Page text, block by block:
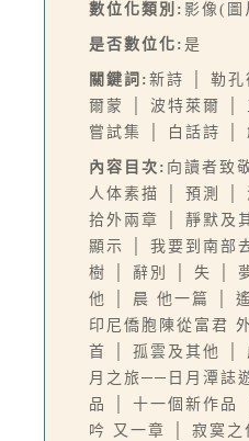
數位化類別: 影像(圖
是否數位化: 是
關鍵詞: 新詩 │ 勒
爾蒙 │ 波特萊爾 │
嘗試集 │ 白話詩 │
內容目次: 向讀者致
人体素描 │ 預測 │
拾外兩章 │ 靜默及
顯示 │ 我要到南部
樹 │ 辭別 │ 失 │
他 │ 晨 他一篇 │
印尼僑胞陳從富君
首 │ 孤雲及其他 │
月之旅──日月潭誌
品 │ 十一個新作品
吟 又一章 │ 寂寞